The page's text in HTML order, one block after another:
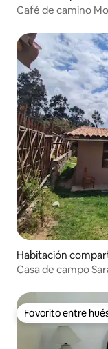
Café de camino
Habitación
Casa de campo
Favorito entre
Favorito entre